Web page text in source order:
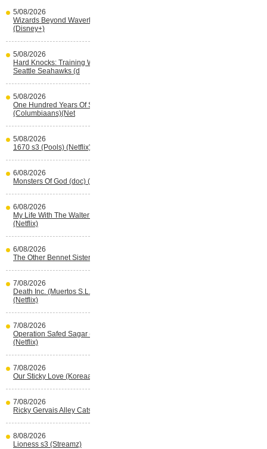
5/08/2026
Wizards Beyond Waverly Place s3
(Disney+)
5/08/2026
Hard Knocks: Training With The
Seattle Seahawks (d
5/08/2026
One Hundred Years Of Solitude s2
(Columbiaans)(Net
5/08/2026
1670 s3 (Pools) (Netflix)
6/08/2026
Monsters Of God (doc) (HBO Max)
6/08/2026
My Life With The Walter Boys s3
(Netflix)
6/08/2026
The Other Bennet Sister (HBO Max)
7/08/2026
Death Inc. (Muertos S.L.) s4 (Spaans)
(Netflix)
7/08/2026
Operation Safed Sagar (Indisch)
(Netflix)
7/08/2026
Our Sticky Love (Koreaans) (Netflix)
7/08/2026
Ricky Gervais Alley Cats (Netflix)
8/08/2026
Lioness s3 (Streamz)